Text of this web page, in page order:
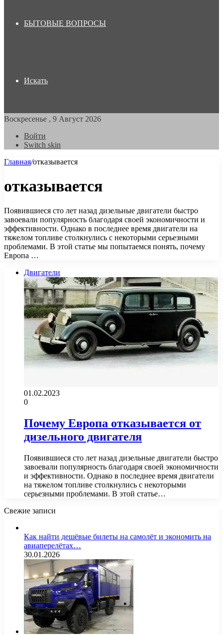
БЫТОВЫЕ ВОПРОСЫ
Искать
Воскресенье , 9 Август 2026
Войти
Switch skin
Главная/отказывается
отказывается
Появившиеся сто лет назад дизельные двигатели быстро
завоевали популярность благодаря своей экономичности и
эффективности. Однако в последнее время двигатели на
тяжелом топливе столкнулись с некоторыми серьезными
проблемами. В этой статье мы попытаемся понять, почему
Европа …
Двигатели
01.02.2023
0
Почему Европа отказывается от
дизельного двигателя
Появившиеся сто лет назад дизельные двигатели быстро
завоевали популярность благодаря своей экономичности
и эффективности. Однако в последнее время двигатели
на тяжелом топливе столкнулись с некоторыми
серьезными проблемами. В этой статье…
Свежие записи
Как найти дешёвые билеты на самолёт и экономить на
авиаперелётах…
30.01.2026